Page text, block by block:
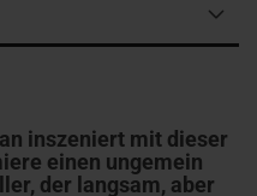
inszeniert mit dieser
einen ungemein
der langsam, aber